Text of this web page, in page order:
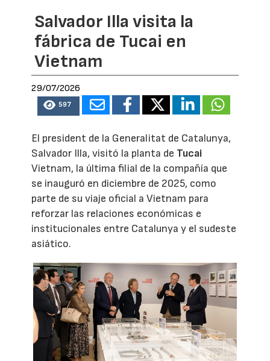
Salvador Illa visita la
fábrica de Tucai en
Vietnam
29/07/2026
597
El president de la Generalitat de Catalunya,
Salvador Illa, visitó la planta de Tucai
Vietnam, la última filial de la compañía que
se inauguró en diciembre de 2025, como
parte de su viaje oficial a Vietnam para
reforzar las relaciones económicas e
institucionales entre Catalunya y el sudeste
asiático.